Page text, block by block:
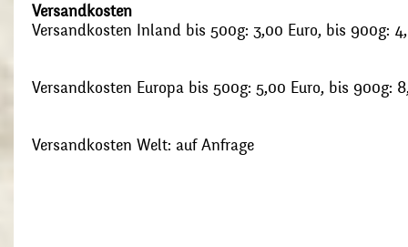
Versandkosten
Versandkosten Inland bis 500g: 3,00 Euro, bis 900g:
Versandkosten Europa bis 500g: 5,00 Euro, bis 900g:
Versandkosten Welt: auf Anfrage